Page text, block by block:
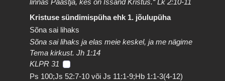
linnas Päästja, kes on Issand Kristus.“ Lk 2:10-11
Kristuse sündimispüha ehk 1. jõulupüha
Sõna sai lihaks
Sõna sai lihaks ja elas meie keskel, ja me nägime
Tema kirkust. Jh 1:14
KLPR 31
Ps 100;Js 52:7-10 või Js 11:1-9;Hb 1:1-3(4-12)